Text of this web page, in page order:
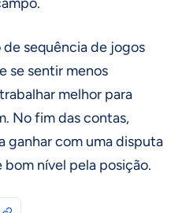
de sequência de jogos
se sentir menos
melhor para
No fim das contas,
ganhar com uma disputa
nível pela posição.